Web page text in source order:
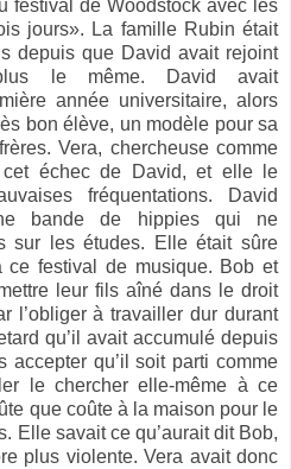
festival de Woodstock avec les
jours». La famille Rubin était
depuis que David avait rejoint
le même. David avait
année universitaire, alors
bon élève, un modèle pour sa
Vera, chercheuse comme
échec de David, et elle le
fréquentations. David
bande de hippies qui ne
sur les études. Elle était sûre
ce festival de musique. Bob et
leur fils aîné dans le droit
l’obliger à travailler dur durant
qu’il avait accumulé depuis
accepter qu’il soit parti comme
le chercher elle-même à ce
que coûte à la maison pour le
Elle savait ce qu’aurait dit Bob,
plus violente. Vera avait donc